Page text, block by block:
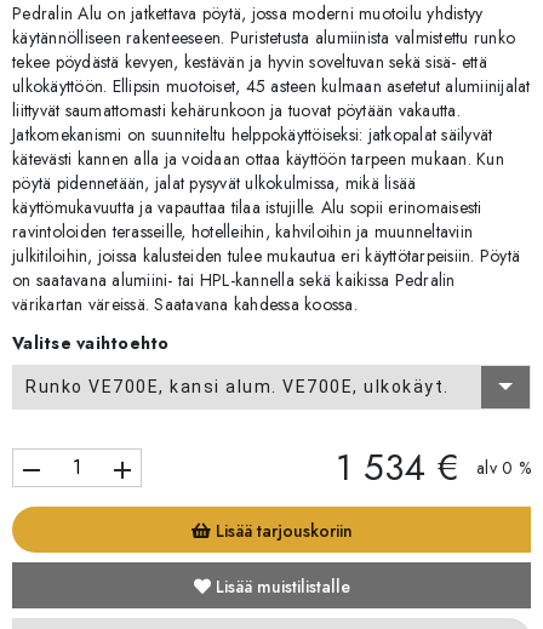
Pedralin Alu on jatkettava pöytä, jossa moderni muotoilu yhdistyy
käytännölliseen rakenteeseen. Puristetusta alumiinista valmistettu runko
tekee pöydästä kevyen, kestävän ja hyvin soveltuvan sekä sisä- että
ulkokäyttöön. Ellipsin muotoiset, 45 asteen kulmaan asetetut alumiinijalat
liittyvät saumattomasti kehärunkoon ja tuovat pöytään vakautta.
Jatkomekanismi on suunniteltu helppokäyttöiseksi: jatkopalat säilyvät
kätevästi kannen alla ja voidaan ottaa käyttöön tarpeen mukaan. Kun
pöytä pidennetään, jalat pysyvät ulkokulmissa, mikä lisää
käyttömukavuutta ja vapauttaa tilaa istujille. Alu sopii erinomaisesti
ravintoloiden terasseille, hotelleihin, kahviloihin ja muunneltaviin
julkitiloihin, joissa kalusteiden tulee mukautua eri käyttötarpeisiin. Pöytä
on saatavana alumiini- tai HPL-kannella sekä kaikissa Pedralin
värikartan väreissä. Saatavana kahdessa koossa.
Valitse vaihtoehto
Runko VE700E, kansi alum. VE700E, ulkokäyt.
remove add 1 534 € alv 0 %
Lisää tarjouskoriin
Lisää muistilistalle